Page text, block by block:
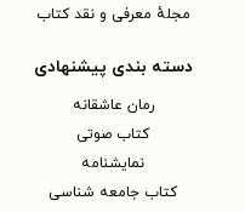
مجلهٔ معرفی و نقد کتاب
دسته بندی پیشنهادی
رمان عاشقانه
کتاب‌ صوتی
نمایشنامه
کتاب جامعه شناسی